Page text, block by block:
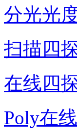
分光光
扫描四
在线四
Poly在